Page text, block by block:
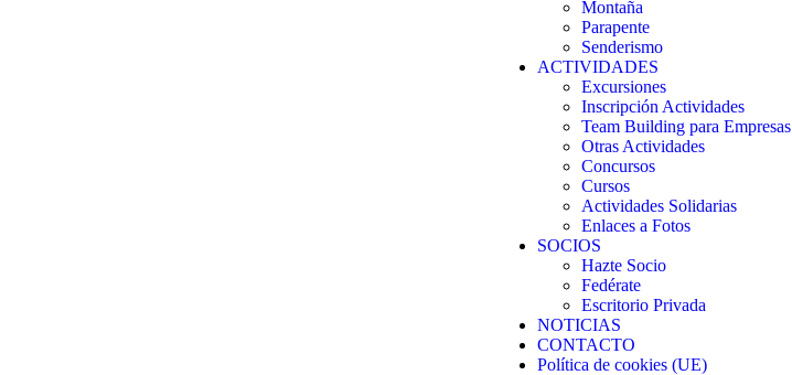
Montaña
Parapente
Senderismo
ACTIVIDADES
Excursiones
Inscripción Actividades
Team Building para Empresas
Otras Actividades
Concursos
Cursos
Actividades Solidarias
Enlaces a Fotos
SOCIOS
Hazte Socio
Fedérate
Escritorio Privada
NOTICIAS
CONTACTO
Política de cookies (UE)